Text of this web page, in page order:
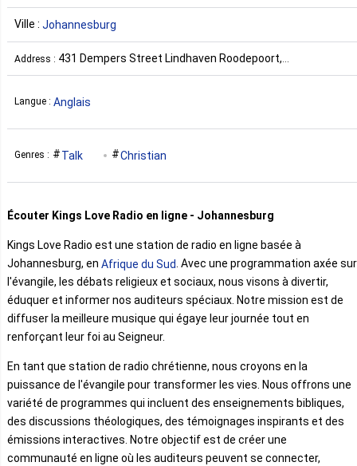
Ville : Johannesburg
Address : 431 Dempers Street Lindhaven Roodepoort,
Johannesburg South Africa Afrique du Sud
Langue : Anglais
Genres : Talk Christian
Écouter Kings Love Radio en ligne - Johannesburg
Kings Love Radio est une station de radio en ligne basée à
Johannesburg, en Afrique du Sud . Avec une programmation axée sur
l'évangile, les débats religieux et sociaux, nous visons à divertir,
éduquer et informer nos auditeurs spéciaux. Notre mission est de
diffuser la meilleure musique qui égaye leur journée tout en
renforçant leur foi au Seigneur.
En tant que station de radio chrétienne, nous croyons en la
puissance de l'évangile pour transformer les vies. Nous offrons une
variété de programmes qui incluent des enseignements bibliques,
des discussions théologiques, des témoignages inspirants et des
émissions interactives. Notre objectif est de créer une
communauté en ligne où les auditeurs peuvent se connecter,